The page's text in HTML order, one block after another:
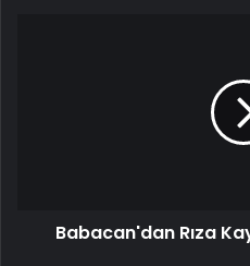
Babacan'dan Rıza